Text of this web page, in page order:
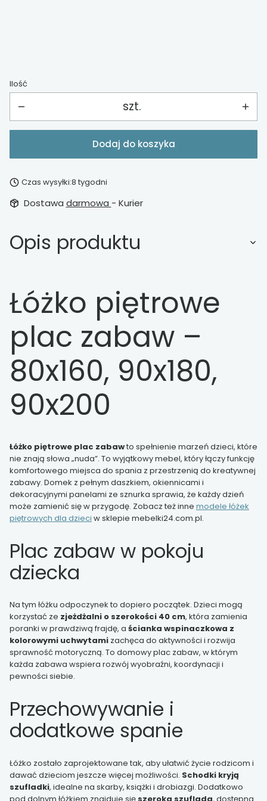
Ilość
szt.
Dodaj do koszyka
Czas wysyłki:8 tygodni
Dostawa darmowa - Kurier
Opis produktu
Łóżko piętrowe
plac zabaw –
80x160, 90x180,
90x200
Łóżko piętrowe plac zabawto spełnienie marzeń dzieci, które
nie znają słowa „nuda”. To wyjątkowy mebel, który łączy funkcję
komfortowego miejsca do spania z przestrzenią do kreatywnej
zabawy. Domek z pełnym daszkiem, okiennicami i
dekoracyjnymi panelami ze sznurka sprawia, że każdy dzień
może zamienić się w przygodę. Zobacz też inne modele łóżek
piętrowych dla dzieci w sklepie mebelki24.com.pl.
Plac zabaw w pokoju
dziecka
Na tym łóżku odpoczynek to dopiero początek. Dzieci mogą
korzystać ze zjeżdżalni o szerokości 40 cm, która zamienia
poranki w prawdziwą frajdę, a ścianka wspinaczkowa z
kolorowymi uchwytami zachęca do aktywności i rozwija
sprawność motoryczną. To domowy plac zabaw, w którym
każda zabawa wspiera rozwój wyobraźni, koordynacji i
pewności siebie.
Przechowywanie i
dodatkowe spanie
Łóżko zostało zaprojektowane tak, aby ułatwić życie rodzicom i
dawać dzieciom jeszcze więcej możliwości. Schodki kryją
szufladki, idealne na skarby, książki i drobiazgi. Dodatkowo
pod dolnym łóżkiem znajduje się szeroka szuflada, dostępna